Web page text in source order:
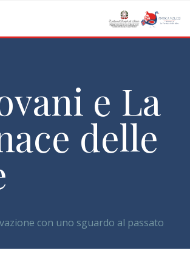
e La
delle
con uno sguardo al passato